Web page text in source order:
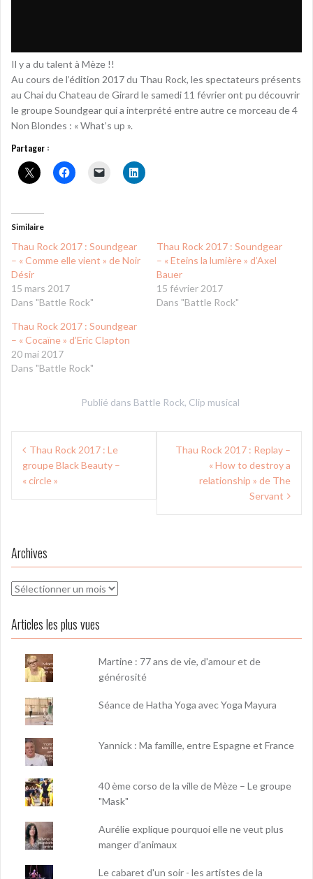
Il y a du talent à Mèze !!
Au cours de l’édition 2017 du Thau Rock, les spectateurs présents
au Chai du Chateau de Girard le samedi 11 février ont pu découvrir
le groupe Soundgear qui a interprété entre autre ce morceau de 4
Non Blondes : « What’s up ».
Partager :
Similaire
Thau Rock 2017 : Soundgear
– « Comme elle vient » de Noir
Désir
15 mars 2017
Dans "Battle Rock"
Thau Rock 2017 : Soundgear
– « Eteins la lumière » d’Axel
Bauer
15 février 2017
Dans "Battle Rock"
Thau Rock 2017 : Soundgear
– « Cocaïne » d’Eric Clapton
20 mai 2017
Dans "Battle Rock"
Publié dans Battle Rock, Clip musical
Navigation
de
l’article
Thau Rock 2017 : Le
groupe Black Beauty –
« circle »
Thau Rock 2017 : Replay –
« How to destroy a
relationship » de The
Servant
Archives
Archives
Articles les plus vues
Martine : 77 ans de vie, d'amour et de
générosité
Séance de Hatha Yoga avec Yoga Mayura
Yannick : Ma famille, entre Espagne et France
40 ème corso de la ville de Mèze – Le groupe
"Mask"
Aurélie explique pourquoi elle ne veut plus
manger d’animaux
Le cabaret d'un soir - les artistes de la